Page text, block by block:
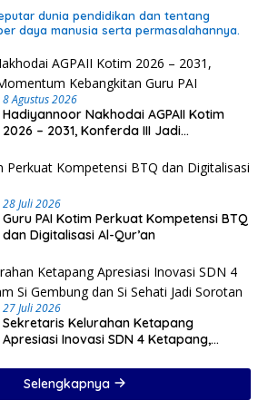
dunia pendidikan dan tentang
daya manusia serta permasalahannya.
8 Agustus 2026
Hadiyannoor Nakhodai AGPAII Kotim
2026 – 2031, Konferda III Jadi
28 Juli 2026
Guru PAI Kotim Perkuat Kompetensi BTQ
dan Digitalisasi Al-Qur’an
27 Juli 2026
Sekretaris Kelurahan Ketapang
Apresiasi Inovasi SDN 4 Ketapang,
Sorotan
Selengkapnya